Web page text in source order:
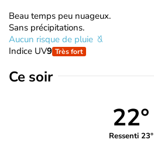
Beau temps peu nuageux.
Sans précipitations.
Aucun risque de pluie
Indice UV9 Très fort
Ce soir
22°
Ressenti 23°